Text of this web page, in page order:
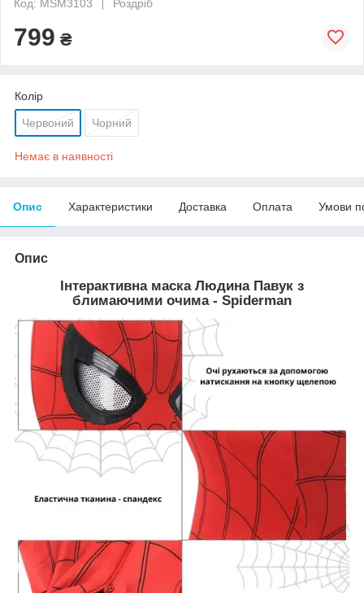
Код: MSM3103
Роздріб
799 ₴
Колір
Червоний Чорний
Немає в наявності
Опис Характеристики Доставка Оплата Умови
Опис
Інтерактивна маска Людина Павук з
блимаючими очима - Spiderman